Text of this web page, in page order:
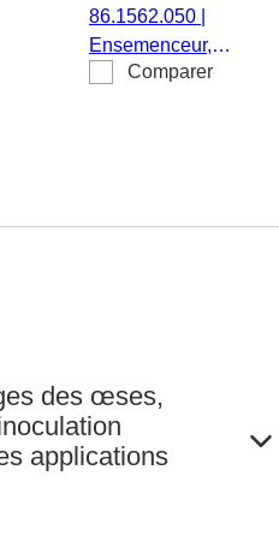
86.1562.050
Ensemenceur,
volume de
Comparer
des œses,
applications